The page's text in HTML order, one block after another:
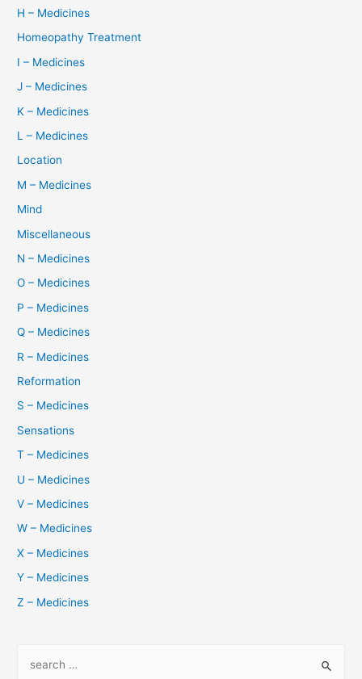
H – Medicines
Homeopathy Treatment
I – Medicines
J – Medicines
K – Medicines
L – Medicines
Location
M – Medicines
Mind
Miscellaneous
N – Medicines
O – Medicines
P – Medicines
Q – Medicines
R – Medicines
Reformation
S – Medicines
Sensations
T – Medicines
U – Medicines
V – Medicines
W – Medicines
X – Medicines
Y – Medicines
Z – Medicines